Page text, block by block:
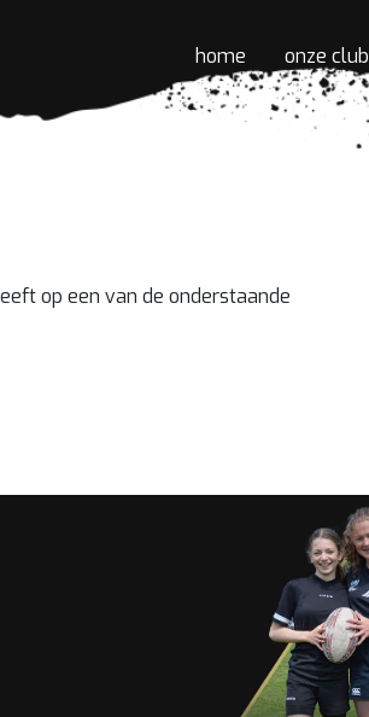
home onze club
op een van de onderstaande